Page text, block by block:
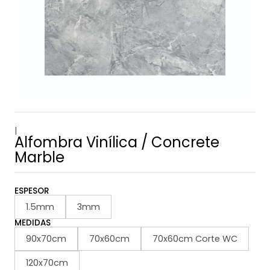
Alfombra Vinílica / Concrete
Marble
ESPESOR
1.5mm 3mm
MEDIDAS
90x70cm 70x60cm
70x60cm Corte WC
120x70cm